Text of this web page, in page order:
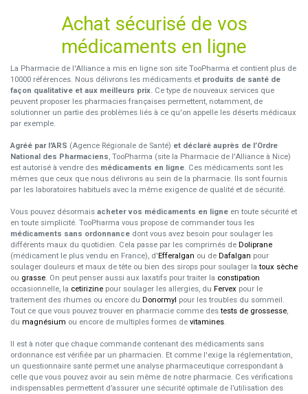
Achat sécurisé de vos
médicaments en ligne
La Pharmacie de l'Alliance a mis en ligne son site TooPharma et contient plus de
10000 références. Nous délivrons les médicaments et produits de santé de
façon qualitative et aux meilleurs prix. Ce type de nouveaux services que
peuvent proposer les pharmacies françaises permettent, notamment, de
solutionner un partie des problèmes liés à ce qu'on appelle les déserts médicaux
par exemple.
Agréé par l'ARS (Agence Régionale de Santé) et déclaré auprès de l’Ordre
National des Pharmaciens, TooPharma (site la Pharmacie de l'Alliance à Nice)
est autorisé à vendre des médicaments en ligne. Ces médicaments sont les
mêmes que ceux que nous délivrons au sein de la pharmacie. Ils sont fournis
par les laboratoires habituels avec la même exigence de qualité et de sécurité.
Vous pouvez désormais acheter vos médicaments en ligne en toute sécurité et
en toute simplicité. TooPharma vous propose de commander tous les
médicaments sans ordonnance dont vous avez besoin pour soulager les
différents maux du quotidien. Cela passe par les comprimés de Doliprane
(médicament le plus vendu en France), d'Efferalgan ou de Dafalgan pour
soulager douleurs et maux de tête ou bien des sirops pour soulager latoux sèche
ou grasse. On peut penser aussi aux laxatifs pour traiter la constipation
occasionnelle, la cetirizine pour soulager les allergies, du Fervex pour le
traitement des rhumes ou encore du Donormyl pour les troubles du sommeil.
Tout ce que vous pouvez trouver en pharmacie comme destests de grossesse,
du magnésium ou encore de multiples formes de vitamines.
Il est à noter que chaque commande contenant des médicaments sans
ordonnance est vérifiée par un pharmacien. Et comme l'exige la réglementation,
un questionnaire santé permet une analyse pharmaceutique correspondant à
celle que vous pouvez avoir au sein même de notre pharmacie. Ces vérifications
indispensables permettent d’assurer une sécurité optimale de l’utilisation des